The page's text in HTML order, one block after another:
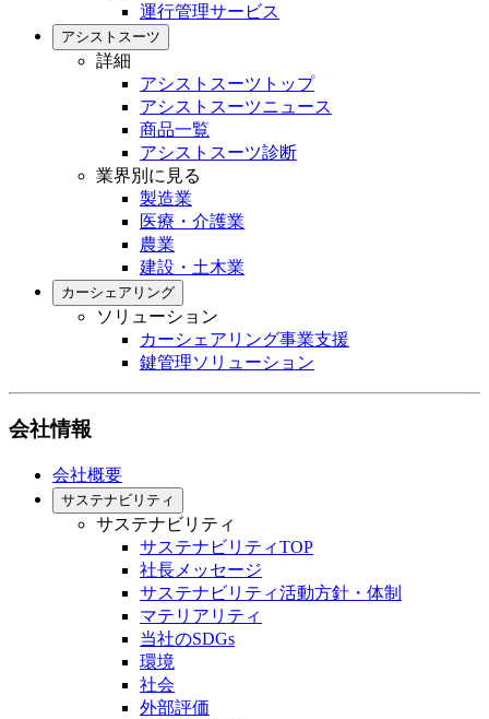
運行管理サービス
アシストスーツ
詳細
アシストスーツトップ
アシストスーツニュース
商品一覧
アシストスーツ診断
業界別に見る
製造業
医療・介護業
農業
建設・土木業
カーシェアリング
ソリューション
カーシェアリング事業支援
鍵管理ソリューション
会社情報
会社概要
サステナビリティ
サステナビリティ
サステナビリティTOP
社長メッセージ
サステナビリティ活動方針・体制
マテリアリティ
当社のSDGs
環境
社会
外部評価